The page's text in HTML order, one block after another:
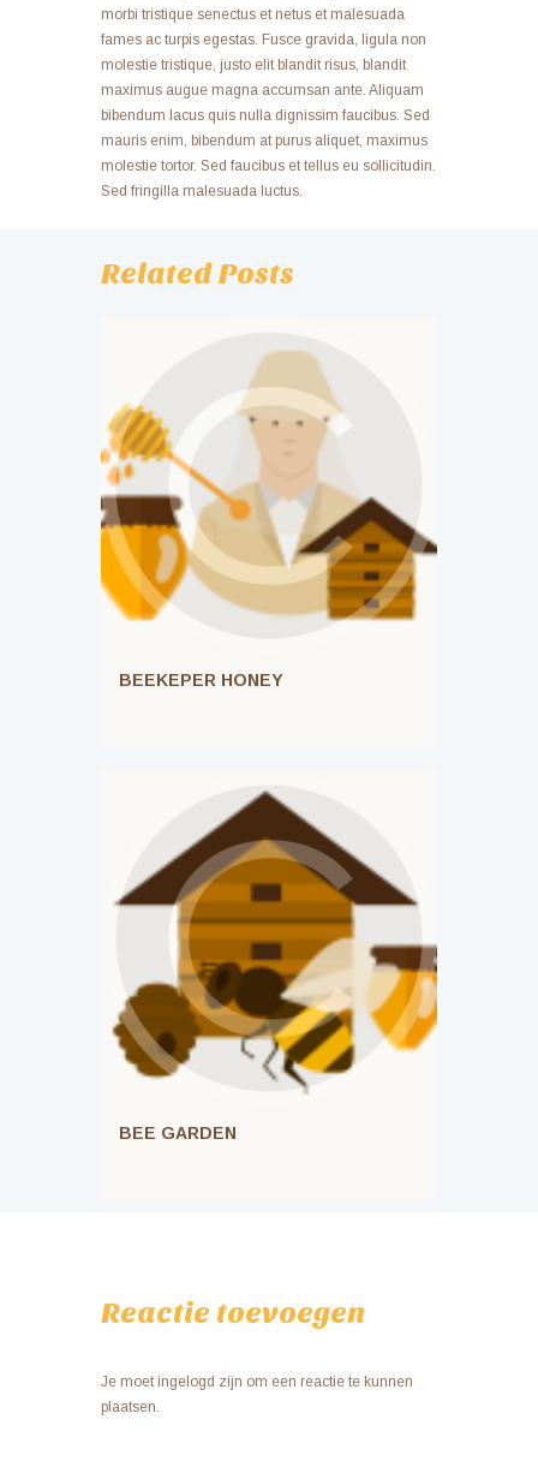
morbi tristique senectus et netus et malesuada
fames ac turpis egestas. Fusce gravida, ligula non
molestie tristique, justo elit blandit risus, blandit
maximus augue magna accumsan ante. Aliquam
bibendum lacus quis nulla dignissim faucibus. Sed
mauris enim, bibendum at purus aliquet, maximus
molestie tortor. Sed faucibus et tellus eu sollicitudin.
Sed fringilla malesuada luctus.
Related Posts
BEEKEPER HONEY
BEE GARDEN
Reactie toevoegen
Je moet ingelogd zijn om een reactie te kunnen
plaatsen.